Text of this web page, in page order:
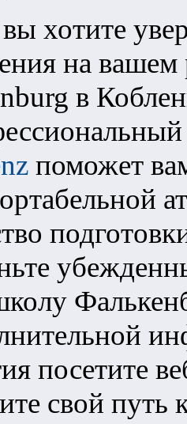
хотите
на вашем
в
поможет
посетите
свой путь